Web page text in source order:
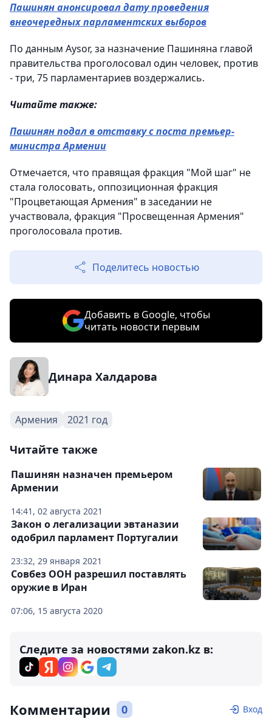
Пашинян анонсировал дату проведения
внеочередных парламентских выборов
По данным Aysor, за назначение Пашиняна главой
правительства проголосовал один человек, против
- три, 75 парламентариев воздержались.
Читайте также:
Пашинян подал в отставку с поста премьер-
министра Армении
Отмечается, что правящая фракция "Мой шаг" не
стала голосовать, оппозиционная фракция
"Процветающая Армения" в заседании не
участвовала, фракция "Просвещенная Армения"
проголосовала против.
Поделитесь новостью
Добавить в Google, чтобы
читать новости первым
Динара Халдарова
Армения 2021 год
Читайте также
14:41, 02 августа 2021
Пашинян назначен премьером
Армении
23:32, 29 января 2021
Закон о легализации эвтаназии
одобрил парламент Португалии
07:06, 15 августа 2020
Совбез ООН разрешил поставлять
оружие в Иран
Следите за новостями zakon.kz в:
Комментарии 0 Вход